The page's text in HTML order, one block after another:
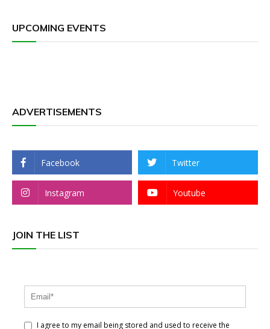
UPCOMING EVENTS
ADVERTISEMENTS
Facebook Twitter
Instagram Youtube
JOIN THE LIST
I agree to my email being stored and used to receive the